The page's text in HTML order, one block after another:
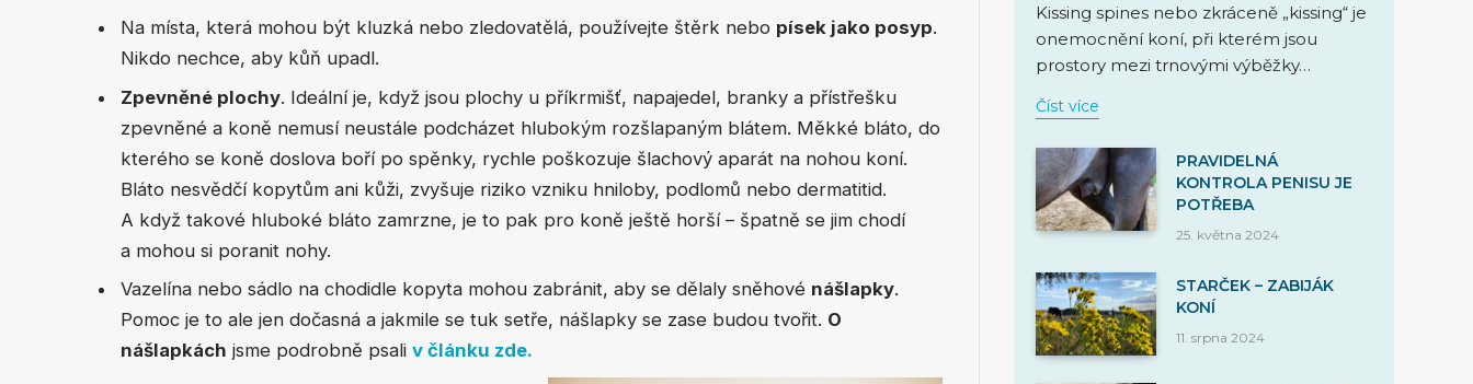
Na místa, která mohou být kluzká nebo zledovatělá, používejte štěrk nebo písek jako posyp.
Nikdo nechce, aby kůň upadl.
Zpevněné plochy. Ideální je, když jsou plochy u příkrmišť, napajedel, branky a přístřešku
zpevněné a koně nemusí neustále podcházet hlubokým rozšlapaným blátem. Měkké bláto, do
kterého se koně doslova boří po spěnky, rychle poškozuje šlachový aparát na nohou koní.
Bláto nesvědčí kopytům ani kůži, zvyšuje riziko vzniku hniloby, podlomů nebo dermatitid.
A když takové hluboké bláto zamrzne, je to pak pro koně ještě horší – špatně se jim chodí
a mohou si poranit nohy.
Vazelína nebo sádlo na chodidle kopyta mohou zabránit, aby se dělaly sněhové nášlapky.
Pomoc je to ale jen dočasná a jakmile se tuk setře, nášlapky se zase budou tvořit. O
nášlapkách jsme podrobně psali v článku zde.
Kissing spines nebo zkráceně „kissing“ je
onemocnění koní, při kterém jsou
prostory mezi trnovými výběžky…
Číst více
PRAVIDELNÁ
KONTROLA PENISU JE
POTŘEBA
25. května 2024
STARČEK – ZABIJÁK
KONÍ
11. srpna 2024